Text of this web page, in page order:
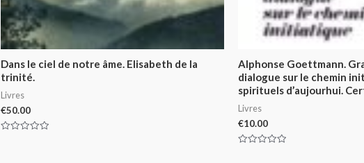
Dans le ciel de notre âme. Elisabeth de la
trinité.
Livres
€50.00
Alphonse Goettmann.
dialogue sur le chemin
spirituels d’aujourhui.
Livres
€10.00